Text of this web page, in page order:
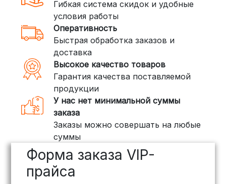
стоимость — от 400 рублей
3. Доставка крупногабаритных грузов
(ПЭК, КИТ, Байкал Сервис)
Если ваш заказ включает большие или
тяжелые товары, мы рекомендуем
воспользоваться услугами компаний,
специализирующихся на доставке
грузов:
ПЭК: Сроки доставки — от 3 до 10
дней, стоимость рассчитывается
индивидуально (минимум
рублей
Гибкая система скидок и удобные
условия работы
Оперативность
Быстрая обработка заказов и
доставка
Высокое качество товаров
Гарантия качества поставляемой
продукции
У нас нет минимальной суммы
заказа
Заказы можно совершать на любые
суммы
Форма заказа VIP-
прайса